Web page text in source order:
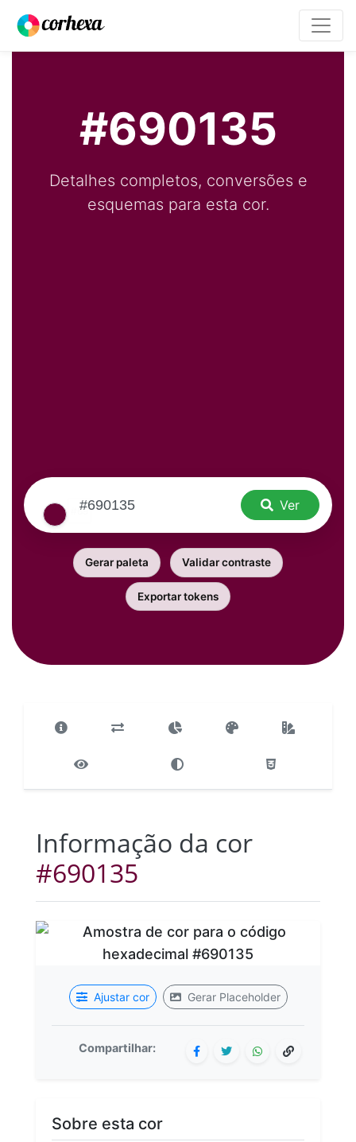
#690135
Detalhes completos, conversões e
esquemas para esta cor.
Ver
Gerar paleta Validar contraste
Exportar tokens
Informação da cor
#690135
Ajustar cor Gerar Placeholder
Compartilhar:
Sobre esta cor